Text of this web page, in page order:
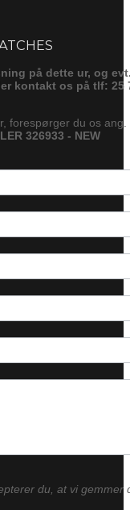
på dette ur, og
kontakt os på tlf: 25
forespørger du os ang.
326933 - NEW
du, at vi gemmer